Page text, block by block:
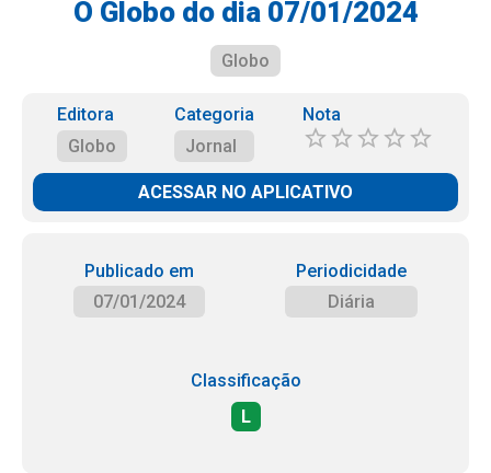
O Globo do dia 07/01/2024
Globo
Editora
Globo
Categoria
Jornal
Nota
ACESSAR NO APLICATIVO
Publicado em
07/01/2024
Periodicidade
Diária
Classificação
L